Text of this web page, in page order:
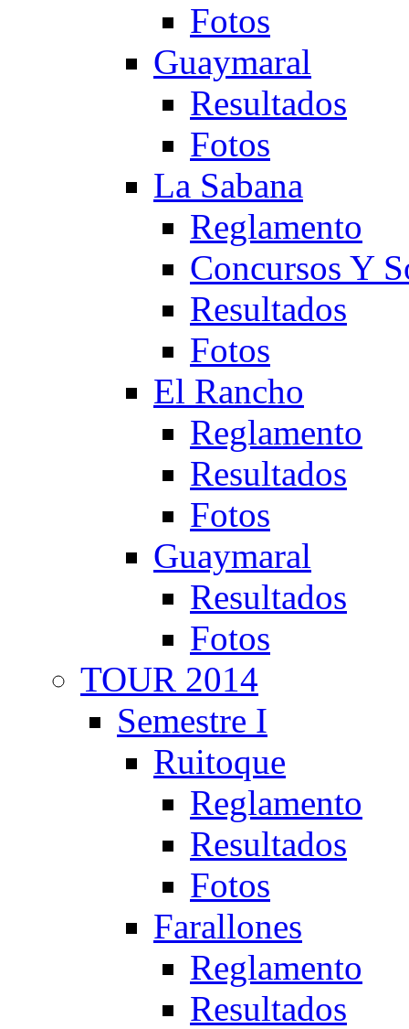
Fotos
Guaymaral
Resultados
Fotos
La Sabana
Reglamento
Concursos Y
Resultados
Fotos
El Rancho
Reglamento
Resultados
Fotos
Guaymaral
Resultados
Fotos
TOUR 2014
Semestre I
Ruitoque
Reglamento
Resultados
Fotos
Farallones
Reglamento
Resultados